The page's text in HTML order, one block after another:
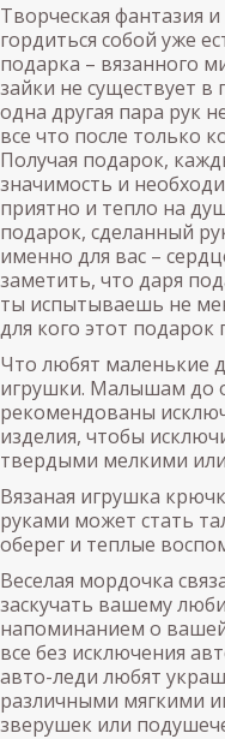
Творческая фантазия
гордиться собой уже
подарка – вязанного
зайки не существует
одна другая пара рук
все что после только
Получая подарок,
значимость и
приятно и тепло на
подарок, сделанный
именно для вас –
заметить, что даря
ты испытываешь не
для кого этот подарок
Что любят маленькие
игрушки. Малышам до
рекомендованы
изделия, чтобы
твердыми мелкими
Вязаная игрушка
руками может стать
оберег и теплые
Веселая мордочка
заскучать вашему
напоминанием о
все без исключения
авто-леди любят
различными мягкими
зверушек или